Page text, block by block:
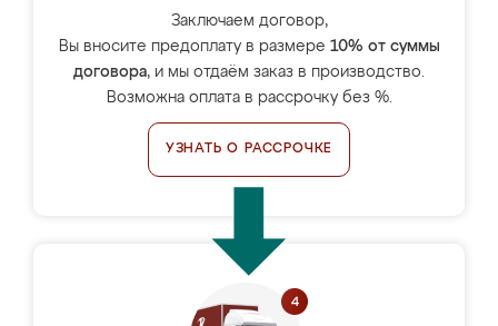
Заключаем договор,
Вы вносите предоплату в размере 10% от суммы
договора, и мы отдаём заказ в производство.
Возможна оплата в рассрочку без %.
УЗНАТЬ О РАССРОЧКЕ